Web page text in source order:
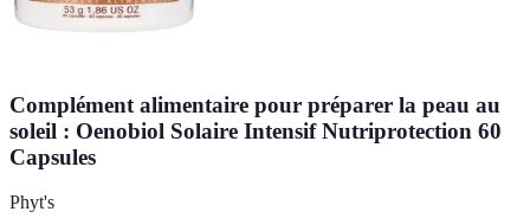
Complément alimentaire pour préparer la peau au
soleil : Oenobiol Solaire Intensif Nutriprotection 60
Capsules
Phyt's